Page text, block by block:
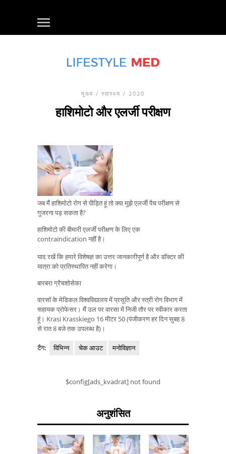
मुख्य / स्वास्थ्य / 2020
हाशिमोटो और एलर्जी परीक्षण
जब मैं हाशिमोटो रोग से पीड़ित हूं तो क्या मुझे एलर्जी पैच परीक्षण से
गुजरना पड़ सकता है?
हाशिमोटो की बीमारी एलर्जी परीक्षण के लिए एक
contraindication नहीं है।
याद रखें कि हमारे विशेषज्ञ का उत्तर जानकारीपूर्ण है और डॉक्टर की
यात्रा को प्रतिस्थापित नहीं करेगा।
बारबरा ग्रैचशोसेका
वारसॉ के मेडिकल विश्वविद्यालय में प्रसूति और स्त्री रोग विभाग में
सहायक प्रोफेसर। मैं उल पर वारसा में निजी तौर पर स्वीकार करता
हूं। Krasi Krasskiego 16 मीटर 50 (पंजीकरण हर दिन सुबह 8
से रात 8 बजे तक उपलब्ध है)।
टैग: विभिन्न चेक आउट मनोविज्ञान
$config[ads_kvadrat] not found
अनुशंसित